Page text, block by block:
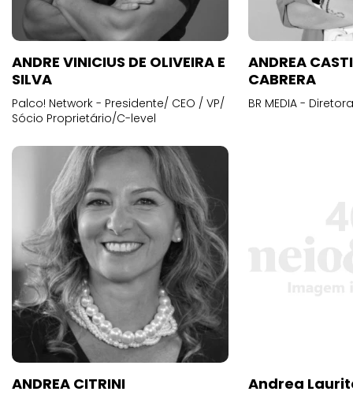
ANDRE VINICIUS DE OLIVEIRA E
SILVA
Palco! Network - Presidente/ CEO / VP/
Sócio Proprietário/C-level
ANDREA
CABRERA
BR MEDIA -
ANDREA CITRINI Andrea